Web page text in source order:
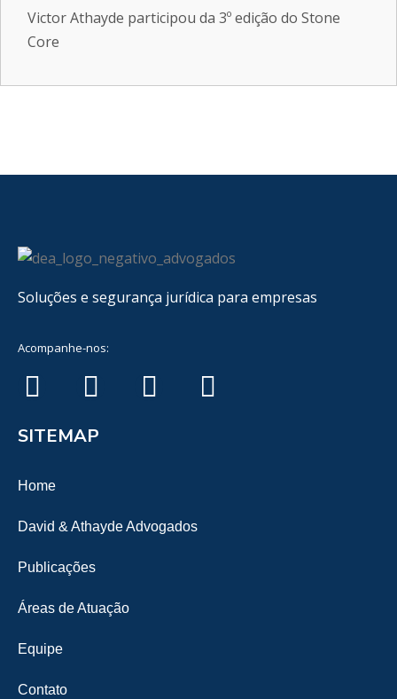
Victor Athayde participou da 3º edição do Stone
Core
Soluções e segurança jurídica para empresas
Acompanhe-nos:
SITEMAP
Home
David & Athayde Advogados
Publicações
Áreas de Atuação
Equipe
Contato